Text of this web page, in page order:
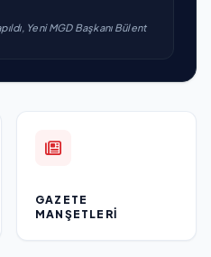
Yeni MGD Başkanı Bülent
GAZETE
MANŞETLERI